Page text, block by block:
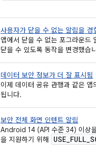
사용자가 닫을 수 없는 알림을 경
앱에서 닫을 수 없는 포그라운
닫을 수 있도록 동작을 변경했습
데이터 보안 정보가 더 잘 표시됨
이제 데이터 공유 관행과 같은
됩니다.
보안 전체 화면 인텐트 알림
Android 14 (API 수준 34) 이상
을 지원하기 위해
USE_FULL_